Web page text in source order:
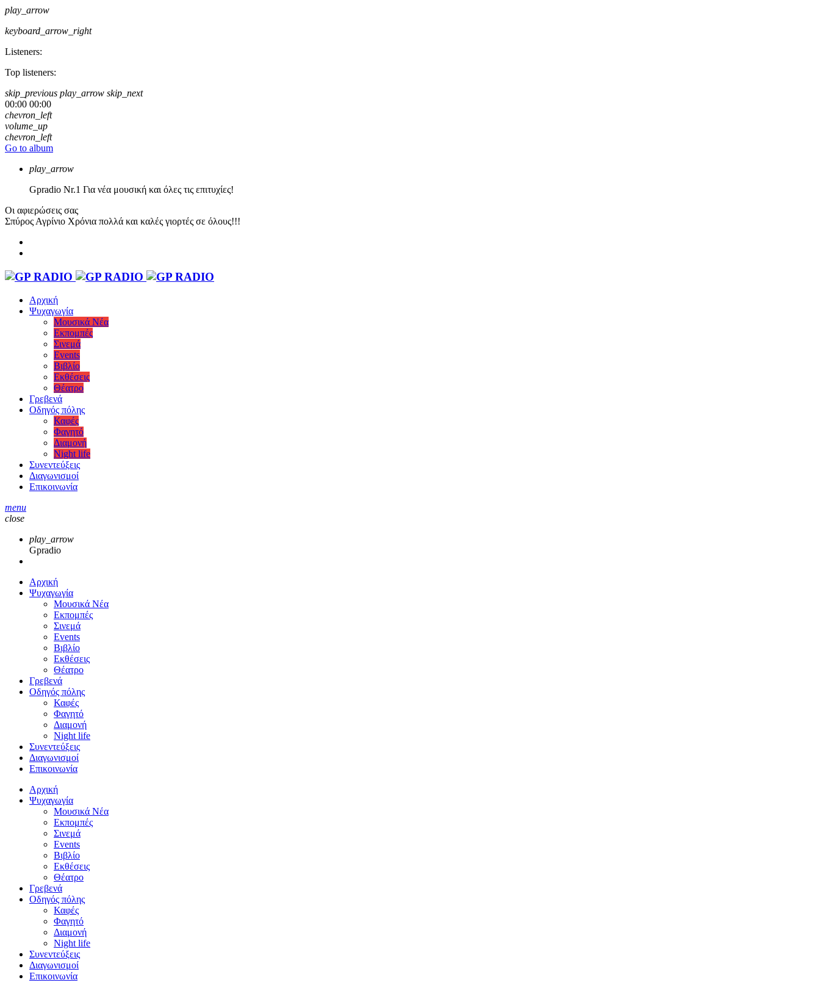
play_arrow
keyboard_arrow_right
Listeners:
Top listeners:
skip_previous play_arrow skip_next
00:00 00:00
chevron_left
volume_up
chevron_left
Go to album
play_arrow
Gpradio Nr.1 Για νέα μουσική και όλες τις επιτυχίες!
Οι αφιερώσεις σας
Σπύρος Αγρίνιο Χρόνια πολλά και καλές γιορτές σε όλους!!!
Αρχική
Ψυχαγωγία
Μουσικά Νέα
Εκπομπές
Σινεμά
Events
Βιβλίο
Εκθέσεις
Θέατρο
Γρεβενά
Οδηγός πόλης
Καφές
Φαγητό
Διαμονή
Night life
Συνεντεύξεις
Διαγωνισμοί
Επικοινωνία
menu
close
play_arrow
Gpradio
Αρχική
Ψυχαγωγία
Μουσικά Νέα
Εκπομπές
Σινεμά
Events
Βιβλίο
Εκθέσεις
Θέατρο
Γρεβενά
Οδηγός πόλης
Καφές
Φαγητό
Διαμονή
Night life
Συνεντεύξεις
Διαγωνισμοί
Επικοινωνία
Αρχική
Ψυχαγωγία
Μουσικά Νέα
Εκπομπές
Σινεμά
Events
Βιβλίο
Εκθέσεις
Θέατρο
Γρεβενά
Οδηγός πόλης
Καφές
Φαγητό
Διαμονή
Night life
Συνεντεύξεις
Διαγωνισμοί
Επικοινωνία